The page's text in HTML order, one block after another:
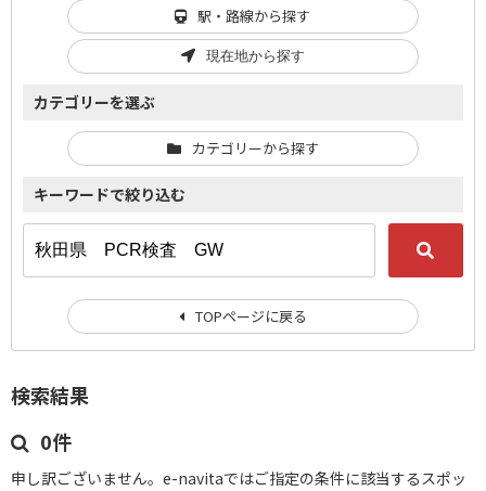
検索結果
0件
申し訳ございません。e-navitaではご指定の条件に該当するスポッ
駅・路線から探す
現在地から探す
カテゴリーを選ぶ
カテゴリーから探す
キーワードで絞り込む
TOPページに戻る